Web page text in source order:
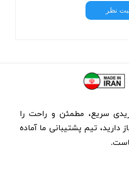
نظر
سریع، مطمئن و راحت را
دارید، تیم پشتیبانی ما آماده